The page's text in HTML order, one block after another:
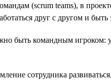
(scrum teams), в
друг с другом и
быть командным игроком:
сотрудника